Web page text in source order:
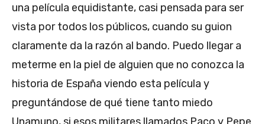
una película equidistante, casi pensada para ser
vista por todos los públicos, cuando su guion
claramente da la razón al bando. Puedo llegar a
meterme en la piel de alguien que no conozca la
historia de España viendo esta película y
preguntándose de qué tiene tanto miedo